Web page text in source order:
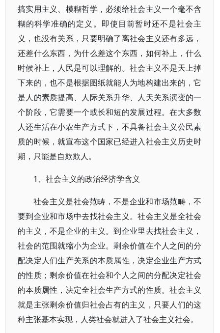
搞实用主义、模糊哲学，必须给社会主义一个毫不含
糊的科学准确的定义。即使目前暂时还不是社会主
义，也没有关系，只要明确了离社会主义还有多远，
还差什么东西，为什么差这个东西，如何补上，什么
时候补上，人民是可以理解的。社会主义不是天上掉
下来的，也不是根据图纸就能人为地构建出来的，它
是人的素质提高、人际关系升华、人天关系演变的一
个阶段，它需要一个或长和短的发展过程。在大多数
人还生活在小农生产方式下，不具备社会主义公民素
质的时候，就宣布这个国家已经进入社会主义历史时
期，只能是自欺欺人。
1、社会主义的政治经济学含义
社会主义是社会范畴，不是企业和市场范畴，不
要到企业和市场中去找社会主义。社会主义是全社会
的主义，不是企业的主义。到企业里去找社会主义，
社会的范围就缩小为企业。剩余价值在个人之间的分
配决定人们生产关系的本质属性，决定企业生产方式
的性质；剩余价值在社会和个人之间的分配决定社会
的本质属性，决定全社会生产方式的性质。社会主义
就是主张剩余价值归社会占有的主义，只要人们的这
种主张基本实现，人类社会就进入了社会主义社会。